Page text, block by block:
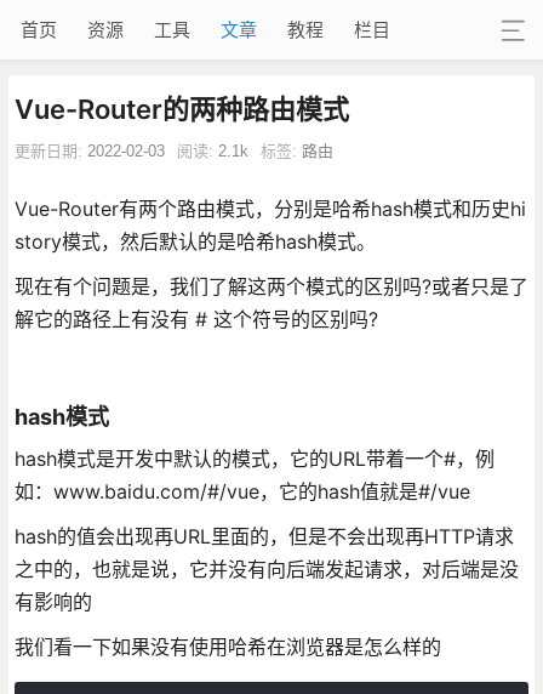
首页 资源 工具 文章 教程 栏目
Vue-Router的两种路由模式
更新日期: 2022-02-03 阅读: 2.1k 标签: 路由
Vue-Router有两个路由模式，分别是哈希hash模式和历史hi
story模式，然后默认的是哈希hash模式。
现在有个问题是，我们了解这两个模式的区别吗?或者只是了
解它的路径上有没有 # 这个符号的区别吗?
hash模式
hash模式是开发中默认的模式，它的URL带着一个#，例
如：www.baidu.com/#/vue，它的hash值就是#/vue
hash的值会出现再URL里面的，但是不会出现再HTTP请求
之中的，也就是说，它并没有向后端发起请求，对后端是没
有影响的
我们看一下如果没有使用哈希在浏览器是怎么样的